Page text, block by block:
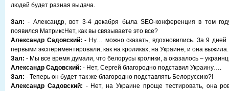
людей будет разная выдача.
Зал: - Александр, вот 3-4 декабря была SEO-конференция в том
появился МатриксНет, как вы связываете это все?
Александр Садовский: - Ну… можно сказать, вдохновились. За 9
первыми экспериментировали, как на кроликах, на Украине, и она выжила.
Зал: - Мы все время думали, что белорусы кролики, а оказалось –
Александр Садовский: - Нет, Сергей благородно подставил Украину….
Зал: - Теперь он будет так же благородно подставлять Белоруссию?!
Александр Садовский: - Нет, на Украине проще тестировать, она